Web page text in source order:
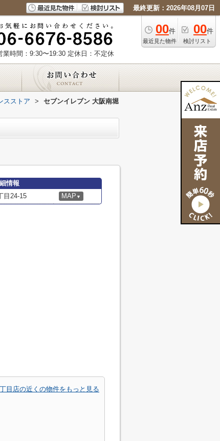
最終更新：2026年08月07日
00件
最近見た物件
00件
検討リスト
業時間：9:30〜19:30 定休日：不定休
スストア >
セブンイレブン 大阪南堀
情報
目24-15 MAP ▼
目店の近くの物件をもっと見る